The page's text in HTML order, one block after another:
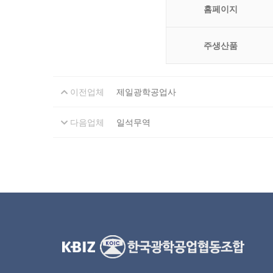
홈페이지
주생산품
이전업체 제일광학공업사
다음업체 일석무역